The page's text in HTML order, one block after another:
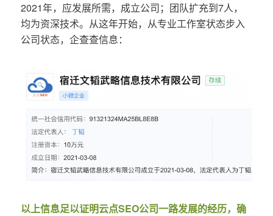
2021年，应发展所需，成立公司；团队扩充到7人，
均为资深技术。从这年开始，从专业工作室状态步入
公司状态，企查查信息：
以上信息足以证明云点SEO公司一路发展的经历，确